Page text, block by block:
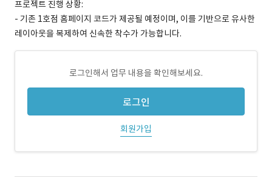
프로젝트 진행 상황:
- 기존 1호점 홈페이지 코드가 제공될 예정이며, 이를 기반으로 유사한
레이아웃을 복제하여 신속한 착수가 가능합니다.
로그인해서 업무 내용을 확인해보세요.
로그인
회원가입